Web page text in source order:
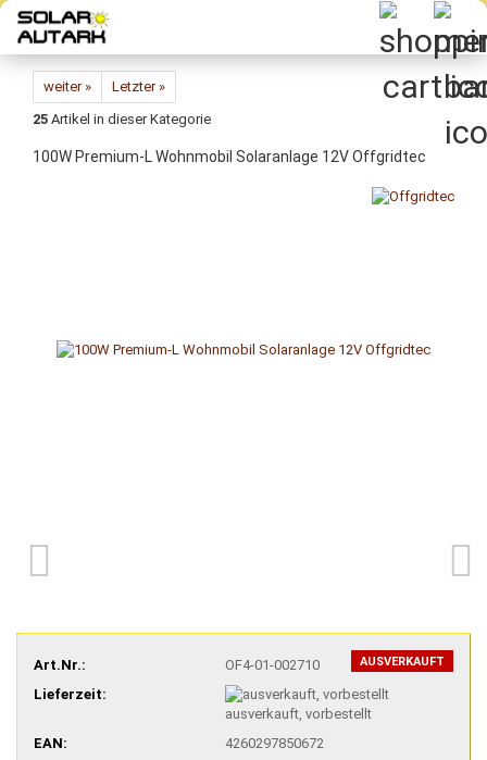
Direkt
zum
Hauptinhalt
weiter »
Letzter »
25 Artikel in dieser Kategorie
100W Premium-L Wohnmobil Solaranlage 12V Offgridtec
AUSVERKAUFT
Art.Nr.:
OF4-01-002710
Lieferzeit:
ausverkauft, vorbestellt
EAN:
4260297850672